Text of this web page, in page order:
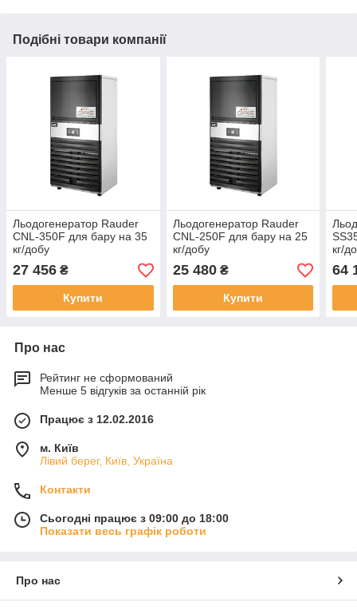
Подібні товари компанії
Льодогенератор Rauder
CNL-350F для бару на 35
кг/добу
27 456 ₴
Купити
Льодогенератор Rauder
CNL-250F для бару на 25
кг/добу
25 480₴
Купити
кг/
64
Про нас
Рейтинг не сформований
Менше 5 відгуків за останній рік
Працює з 12.02.2016
м. Київ
Лівий берег, Київ, Україна
Контакти
Сьогодні працює з 09:00 до 18:00
Показати весь графік роботи
Про нас